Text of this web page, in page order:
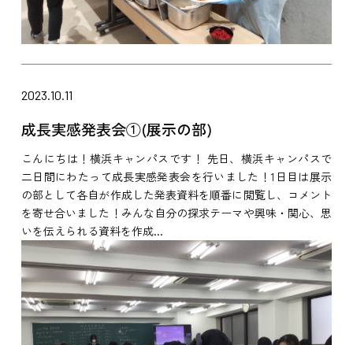
2023.10.11
成長実感発表会①(展示の部)
こんにちは！横浜キャンパスです！ 先日、横浜キャンパスで
二日間にわたって成長実感発表会を行いました！1日目は展示
の部として各自が作成した発表資料を順番に閲覧し、コメント
を寄せ合いました！みんな自分の探求テーマや興味・関心、思
いを伝えられる資料を作成...